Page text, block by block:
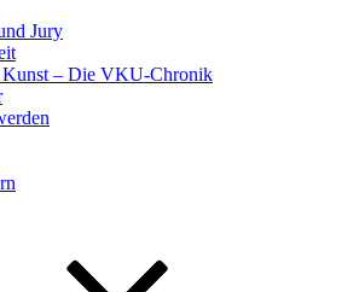
Jury
Kunst – Die VKU-Chronik